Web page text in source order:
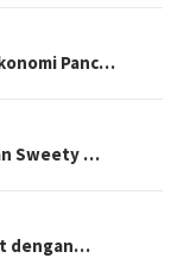
Panc…
Sweety …
dengan…